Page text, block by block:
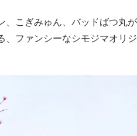
こぎみゅん、バッドばつ丸
、ファンシーなシモジマオリ